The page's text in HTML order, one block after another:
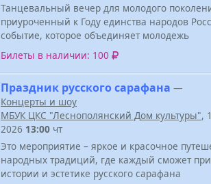
Танцевальный вечер для молодого
приуроченный к Году единства народов
событие, которое объединяет молодежь
Билеты в наличии: 100
Праздник русского сарафана —
Концерты и шоу
МБУК ЦКС "Леснополянский Дом культуры",
2026 13:00 чт
Это мероприятие – яркое и красочное
народных традиций, где каждый сможет
истории и эстетике русского сарафана